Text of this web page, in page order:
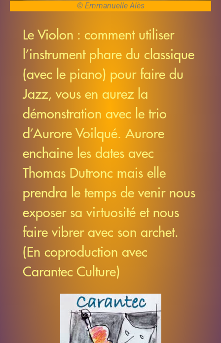
© Emmanuelle Alès
Le Violon : comment utiliser
l’instrument phare du classique
(avec le piano) pour faire du
Jazz, vous en aurez la
démonstration avec le trio
d’Aurore Voilqué. Aurore
enchaine les dates avec
Thomas Dutronc mais elle
prendra le temps de venir nous
exposer sa virtuosité et nous
faire vibrer avec son archet.
(En coproduction avec
Carantec Culture)